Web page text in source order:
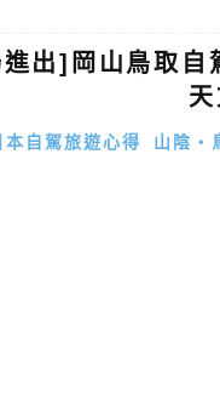
出]岡山鳥取自
本自駕旅遊心得 山陰・